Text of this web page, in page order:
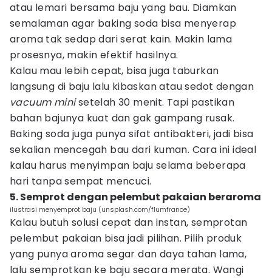
atau lemari bersama baju yang bau. Diamkan
semalaman agar baking soda bisa menyerap
aroma tak sedap dari serat kain. Makin lama
prosesnya, makin efektif hasilnya.
Kalau mau lebih cepat, bisa juga taburkan
langsung di baju lalu kibaskan atau sedot dengan
vacuum minisetelah 30 menit. Tapi pastikan
bahan bajunya kuat dan gak gampang rusak.
Baking soda juga punya sifat antibakteri, jadi bisa
sekalian mencegah bau dari kuman. Cara ini ideal
kalau harus menyimpan baju selama beberapa
hari tanpa sempat mencuci.
5. Semprot dengan pelembut pakaian beraroma
ilustrasi menyemprot baju (unsplash.com/flumfrance)
Kalau butuh solusi cepat dan instan, semprotan
pelembut pakaian bisa jadi pilihan. Pilih produk
yang punya aroma segar dan daya tahan lama,
lalu semprotkan ke baju secara merata. Wangi